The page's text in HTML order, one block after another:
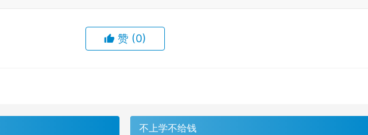
赞 (0)
不上学不给钱